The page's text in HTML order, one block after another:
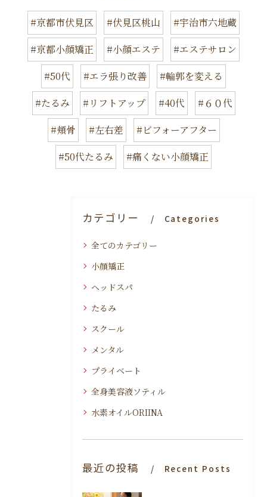
#京都市伏見区 #伏見区桃山
#宇治市六地蔵
#京都小顔矯正
#小顔エステ
#エステサロン
#50代
#エラ張り改善
#輪郭を変える
#たるみ
#リフトアップ #40代
#６０代
#頬骨
#左右差
#ビフォーアフター
#50代たるみ
#痛くない小顔矯正
カテゴリー Categories
全てのカテゴリー
小顔矯正
ヘッドスパ
たるみ
スクール
メンタル
プライベート
全身美容液ソティル
水素オイルORIINA
最近の投稿 Recent Posts